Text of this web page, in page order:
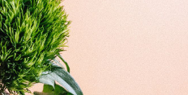
のをお届けできるように人
。